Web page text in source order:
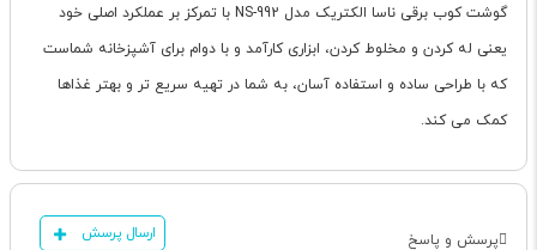
گوشت کوب برقی ناسا الکتریک مدل NS-992 با تمرکز بر عملکرد اصلی خود
یعنی له کردن و مخلوط کردن، ابزاری کارآمد و با دوام برای آشپزخانه شماست
که با طراحی ساده و استفاده آسان، به شما در تهیه سریع تر و بهتر غذاها
کمک می کند.
پرسش و پاسخ ارسال پرسش